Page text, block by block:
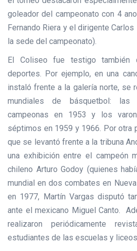
goleador del campeonato con 4
Fernando Riera y el dirigente
la sede del campeonato).
El Coliseo fue testigo también
deportes. Por ejemplo, en una
instaló frente a la galería norte, se
mundiales de básquetbol: las
campeonas en 1953 y los
séptimos en 1959 y 1966. Por otra
que se levantó frente a la tribuna
una exhibición entre el campeón
chileno Arturo Godoy (quienes
mundial en dos combates en
en 1977, Martín Vargas disputó
ante el mexicano Miguel Canto.
realizaron periódicamente
estudiantes de las escuelas y